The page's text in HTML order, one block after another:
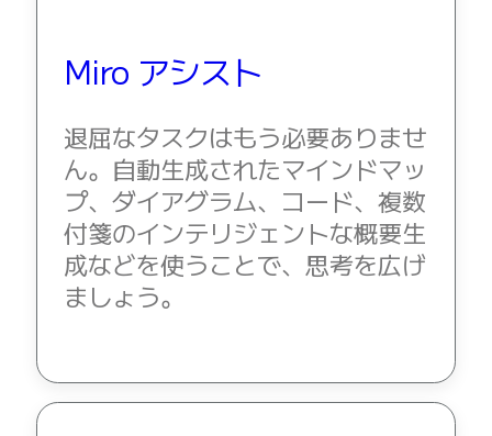
Miro アシスト
退屈なタスクはもう必要ありませ
ん。自動生成されたマインドマッ
プ、ダイアグラム、コード、複数
付箋のインテリジェントな概要生
成などを使うことで、思考を広げ
ましょう。